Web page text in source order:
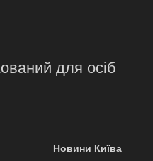
для осіб
Новини Київа